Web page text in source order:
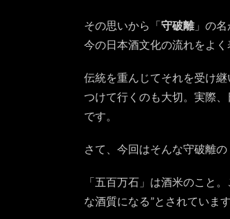
香
り
くも
甘い
すっ
だけ
ど旨
味が
その思いから「守破離」の名
今の日本酒文化の流れをよく
伝統を重んじてそれを受け
つけて行くのも大切。実際
です。
さて、今回はそんな守破離の
「五百万石」は酒米のこと
な酒質になる”とされています